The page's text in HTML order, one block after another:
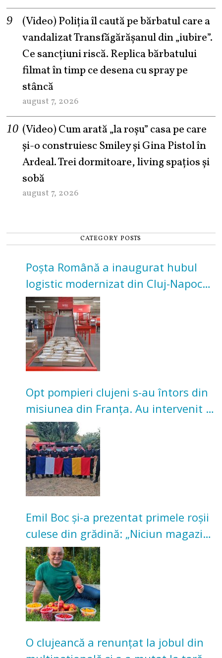
(Video) Poliția îl caută pe bărbatul care a
vandalizat Transfăgărășanul din „iubire”.
Ce sancțiuni riscă. Replica bărbatului
filmat în timp ce desena cu spray pe
stâncă
august 7, 2026
(Video) Cum arată „la roşu” casa pe care
şi-o construiesc Smiley şi Gina Pistol în
Ardeal. Trei dormitoare, living spațios și
sobă
august 7, 2026
CATEGORY POSTS
Poșta Română a inaugurat hubul
logistic modernizat din Cluj-Napoca.
Investiție de 3 milioane de euro
Opt pompieri clujeni s-au întors din
misiunea din Franța. Au intervenit la
incendii de vegetație și pădure
Emil Boc și-a prezentat primele roșii
culese din grădină: „Niciun magazin
nu poate oferi această satisfacție”
O clujeancă a renunțat la jobul din